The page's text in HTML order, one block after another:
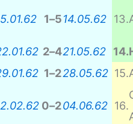
1–514.05.62 13.
2–421.05.62 14.
1–228.05.62 15.
0–204.06.62 16.